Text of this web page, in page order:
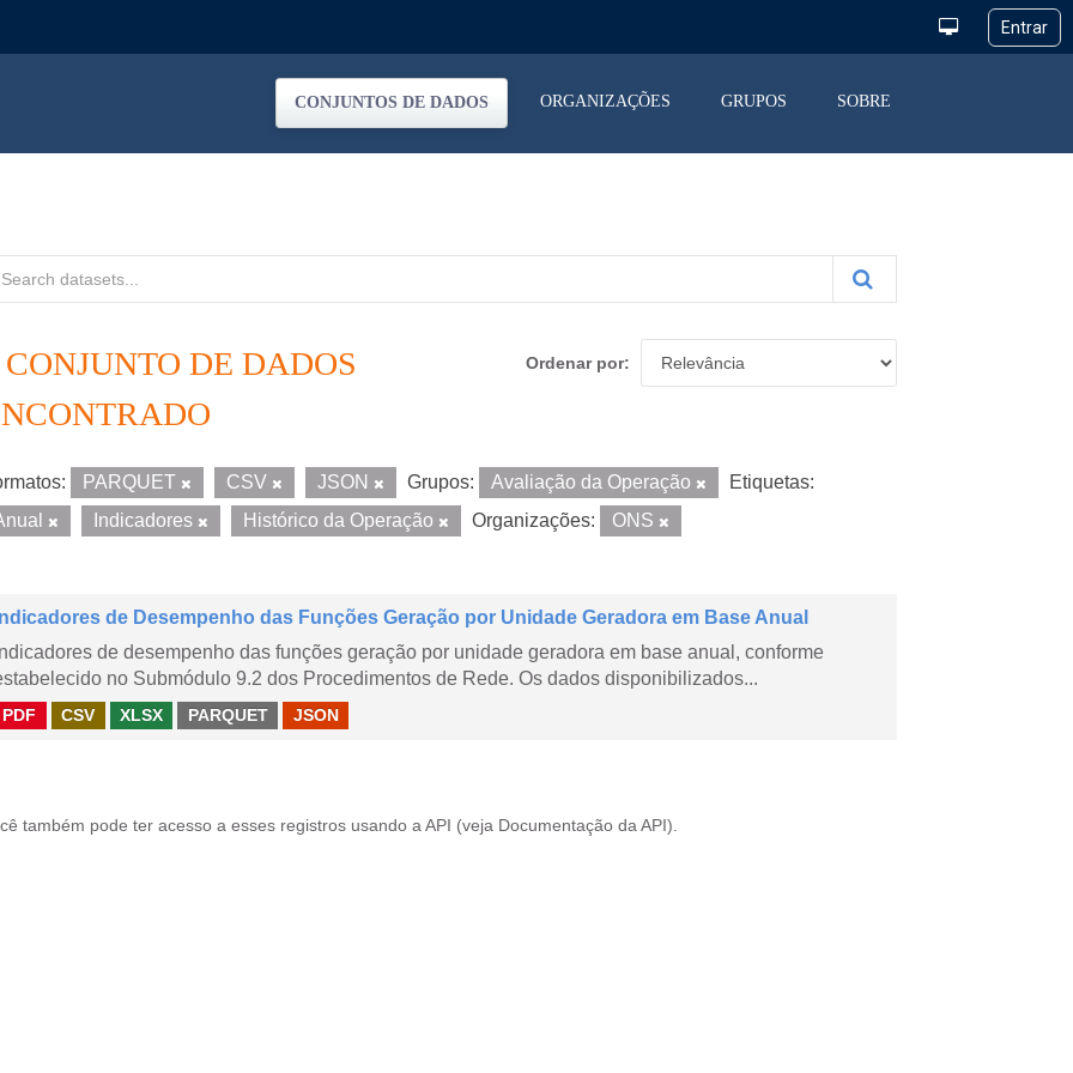
CONJUNTOS DE DADOS ORGANIZAÇÕES GRUPOS SOBRE
Ordenar por
CONJUNTO DE DADOS
PARQUET CSV JSON Grupos: Avaliação da Operação
Etiquetas:
Indicadores Histórico da Operação Organizações: ONS
Indicadores de Desempenho das Funções Geração por Unidade Geradora em Base Anual
Indicadores de desempenho das funções geração por unidade geradora em base anual, conforme
no Submódulo 9.2 dos Procedimentos de Rede. Os dados disponibilizados...
PDF CSV XLSX PARQUET JSON
também pode ter acesso a esses registros usando a API (veja Documentação da API ).